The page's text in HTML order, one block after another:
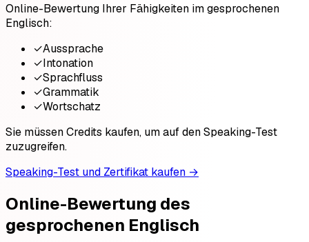
Online-Bewertung Ihrer Fähigkeiten im gesprochenen
Englisch:
✓Aussprache
✓Intonation
✓Sprachfluss
✓Grammatik
✓Wortschatz
Sie müssen Credits kaufen, um auf den Speaking-Test
zuzugreifen.
Speaking-Test und Zertifikat kaufen →
Online-Bewertung des
gesprochenen Englisch